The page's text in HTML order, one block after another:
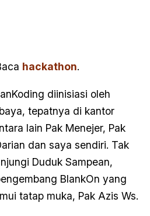
hackathon.
diinisiasi oleh
tepatnya di kantor
lain Pak Menejer, Pak
dan saya sendiri. Tak
Duduk Sampean,
BlankOn yang
tatap muka, Pak Azis Ws.